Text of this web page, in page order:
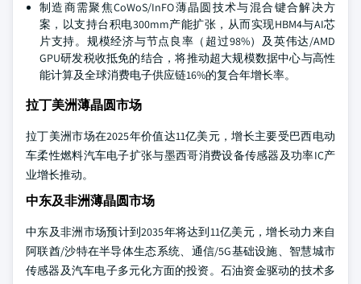
制造商需聚焦CoWoS/InFO薄晶圆技术与混合键合解决方
案，以支持台积电300mm产能扩张，从而实现HBM4与AI芯
片支持。规模经济与节点良率（超过98%）及英伟达/AMD
GPU研发税收抵免的结合，将推动超大规模数据中心与高性
能计算及全球消费电子供应链16%的复合年增长率。
拉丁美洲薄晶圆市场
拉丁美洲市场在2025年价值达11亿美元，增长主要受巴西电动
车柔性燃料汽车电子扩张与墨西哥消费设备传感器及功率IC产
业增长推动。
中东及非洲薄晶圆市场
中东及非洲市场预计到2035年将达到11亿美元，增长动力来自
阿联酋/沙特在半导体生态系统、通信/5G基础设施、智慧城市
传感器及汽车电子多元化方面的投资。石油资金驱动的技术多